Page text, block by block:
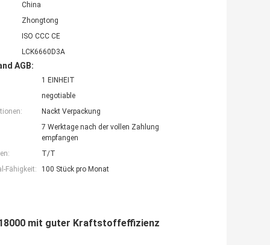
China
Zhongtong
ISO CCC CE
LCK6660D3A
AGB:
1 EINHEIT
negotiable
Nackt Verpackung
7 Werktage nach der vollen Zahlung
empfangen
T/T
Fähigkeit:
100 Stück pro Monat
mit guter Kraftstoffeffizienz